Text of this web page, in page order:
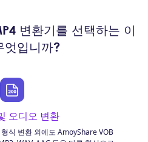
변환기를 선택하는 이
엇입니까?
오디오 변환
식 변환 외에도 AmoyShare VOB